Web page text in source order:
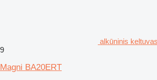
alkūninis
9
Magni BA20ERT